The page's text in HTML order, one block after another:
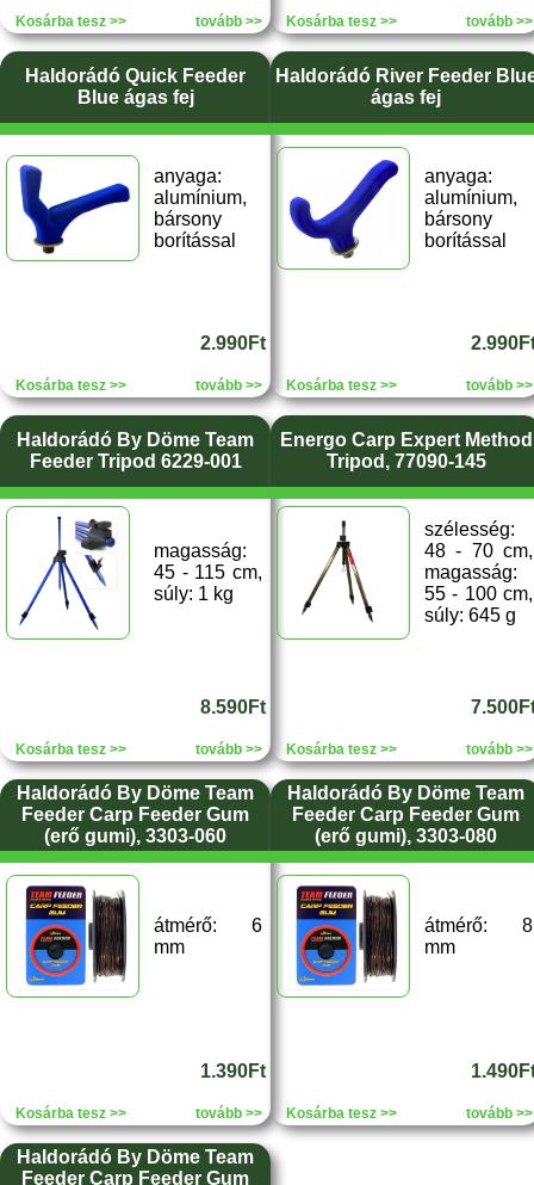
Kosárba tesz >> tovább >> Kosárba tesz >> tovább >>
Haldorádó Quick Feeder
Blue ágas fej
anyaga:
alumínium,
bársony
borítással
2.990Ft
Kosárba tesz >> tovább >>
Haldorádó River Feeder
ágas fej
anyaga:
alumínium,
bársony
borítással
Kosárba tesz >> tovább >>
Haldorádó By Döme Team
Feeder Tripod 6229-001
magasság:
45 - 115 cm,
súly: 1 kg
8.590Ft
Kosárba tesz >> tovább >>
Energo Carp Expert Method
Tripod, 77090-145
szélesség:
48 - 70 cm,
magasság:
55 - 100 cm,
súly: 645 g
Kosárba tesz >> tovább >>
Haldorádó By Döme Team
Feeder Carp Feeder Gum
(erő gumi), 3303-060
átmérő: 6
mm
1.390Ft
Kosárba tesz >> tovább >>
Haldorádó By Döme Team
Feeder Carp Feeder Gum
(erő gumi), 3303-080
átmérő: 8
mm
Kosárba tesz >> tovább >>
Haldorádó By Döme Team
Feeder Carp Feeder Gum